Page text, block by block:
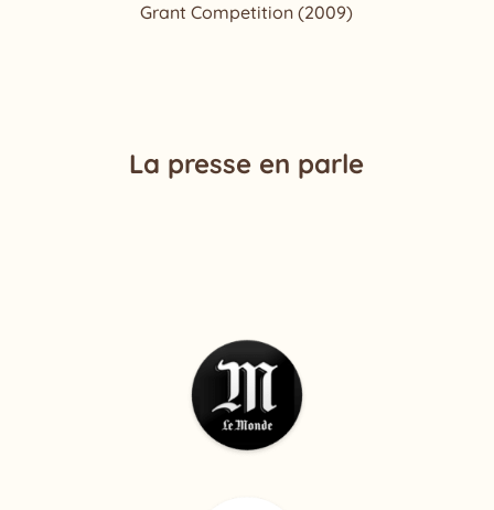
Grant Competition (2009)
La presse en parle